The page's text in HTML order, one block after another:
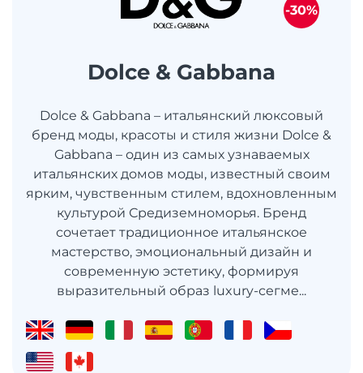
Dolce & Gabbana
Dolce & Gabbana – итальянский люксовый
бренд моды, красоты и стиля жизни Dolce &
Gabbana – один из самых узнаваемых
итальянских домов моды, известный своим
ярким, чувственным стилем, вдохновленным
культурой Средиземноморья. Бренд
сочетает традиционное итальянское
мастерство, эмоциональный дизайн и
современную эстетику, формируя
выразительный образ luxury-сегме...
-30%